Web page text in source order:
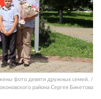
фото девяти дружных семей. /
района Сергея Бикетова